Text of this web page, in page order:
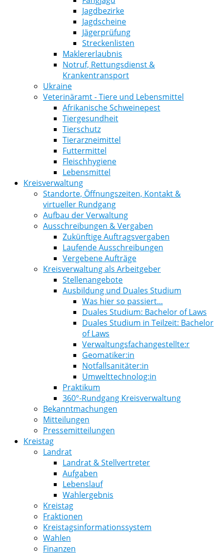
Jagdbezirke
Jagdscheine
Jägerprüfung
Streckenlisten
Maklererlaubnis
Notruf, Rettungsdienst &
Krankentransport
Ukraine
Veterinäramt - Tiere und Lebensmittel
Afrikanische Schweinepest
Tiergesundheit
Tierschutz
Tierarzneimittel
Futtermittel
Fleischhygiene
Lebensmittel
Kreisverwaltung
Standorte, Öffnungszeiten, Kontakt &
virtueller Rundgang
Aufbau der Verwaltung
Ausschreibungen & Vergaben
Zukünftige Auftragsvergaben
Laufende Ausschreibungen
Vergebene Aufträge
Kreisverwaltung als Arbeitgeber
Stellenangebote
Ausbildung und Duales Studium
Was hier so passiert...
Duales Studium: Bachelor of Laws
Duales Studium in Teilzeit: Bachelor
of Laws
Verwaltungsfachangestellte:r
Geomatiker:in
Notfallsanitäter:in
Umwelttechnolog:in
Praktikum
360°-Rundgang Kreisverwaltung
Bekanntmachungen
Mitteilungen
Pressemitteilungen
Kreistag
Landrat
Landrat & Stellvertreter
Aufgaben
Lebenslauf
Wahlergebnis
Kreistag
Fraktionen
Kreistagsinformationssystem
Wahlen
Finanzen